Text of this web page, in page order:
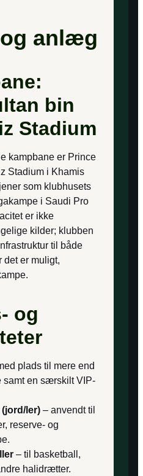
anlæg
bin
Stadium
kampbane er Prince
Stadium i Khamis
som klub­husets
i Saudi Pro
er ikke
kilder; klubben
til både
det er muligt,
og
plads til mere end
samt en særskilt VIP-
(jord/ler) – anvendt til
reserve- og
– til basketball,
halidrætter.